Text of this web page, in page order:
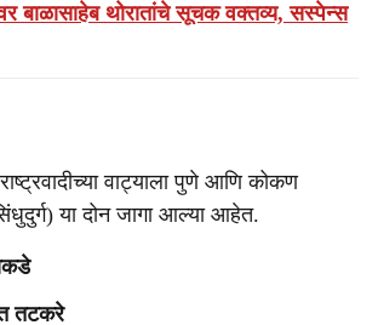
बाळासाहेब थोरातांचे सूचक वक्तव्य, सस्पेन्स
वाट्याला पुणे आणि कोकण
या दोन जागा आल्या आहेत.
तटकरे